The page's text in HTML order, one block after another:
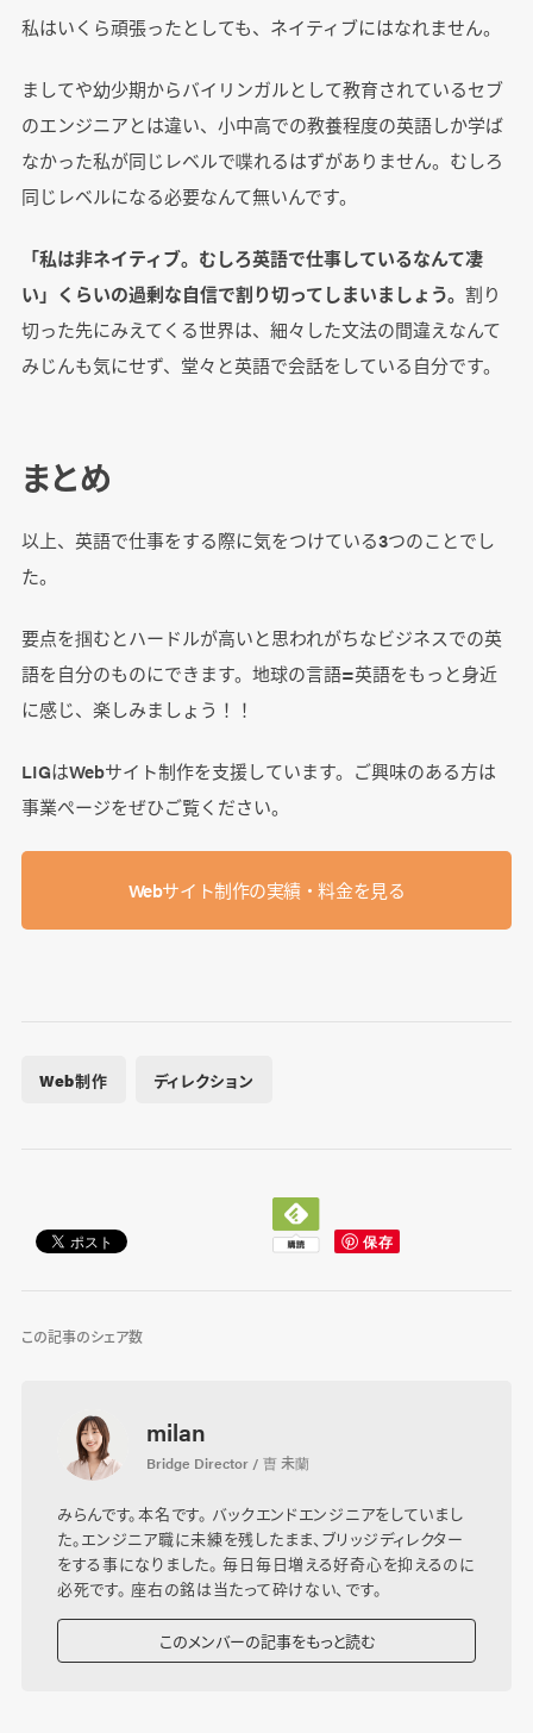
私はいくら頑張ったとしても、ネイティブにはなれません。
ましてや幼少期からバイリンガルとして教育されているセブ
のエンジニアとは違い、小中高での教養程度の英語しか学ば
なかった私が同じレベルで喋れるはずがありません。むしろ
同じレベルになる必要なんて無いんです。
「私は非ネイティブ。むしろ英語で仕事しているなんて凄
い」くらいの過剰な自信で割り切ってしまいましょう。 割り
切った先にみえてくる世界は、細々した文法の間違えなんて
みじんも気にせず、堂々と英語で会話をしている自分です。
まとめ
以上、英語で仕事をする際に気をつけている3つのことでし
た。
要点を掴むとハードルが高いと思われがちなビジネスでの英
語を自分のものにできます。地球の言語=英語をもっと身近
に感じ、楽しみましょう！！
LIGはWebサイト制作を支援しています。ご興味のある方は
事業ぺージをぜひご覧ください。
Webサイト制作の実績・料金を見る
Web制作 ディレクション
この記事のシェア数
milan
Bridge Director / 曺 未蘭
みらんです。本名です。 バックエンドエンジニアをしていまし
た。エンジニア職に未練を残したまま、ブリッジディレクター
をする事になりました。 毎日毎日増える好奇心を抑えるのに
必死です。 座右の銘は当たって砕けない、です。
このメンバーの記事をもっと読む